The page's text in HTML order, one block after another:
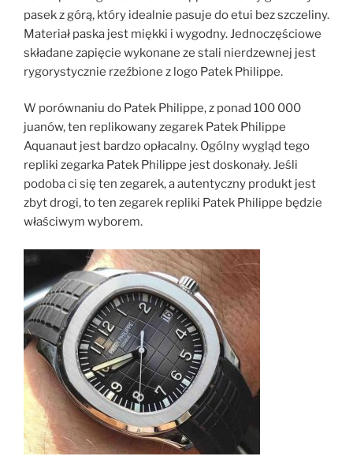
pasek z górą, który idealnie pasuje do etui bez szczeliny.
Materiał paska jest miękki i wygodny. Jednoczęściowe
składane zapięcie wykonane ze stali nierdzewnej jest
rygorystycznie rzeźbione z logo Patek Philippe.
W porównaniu do Patek Philippe, z ponad 100 000
juanów, ten replikowany zegarek Patek Philippe
Aquanaut jest bardzo opłacalny. Ogólny wygląd tego
repliki zegarka Patek Philippe jest doskonały. Jeśli
podoba ci się ten zegarek, a autentyczny produkt jest
zbyt drogi, to ten zegarek repliki Patek Philippe będzie
właściwym wyborem.